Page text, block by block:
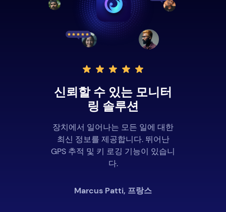
신뢰할 수 있는 모니터
링 솔루션
장치에서 일어나는 모든 일에 대한
최신 정보를 제공합니다. 뛰어난
GPS 추적 및 키 로깅 기능이 있습니
다.
Marcus Patti, 프랑스